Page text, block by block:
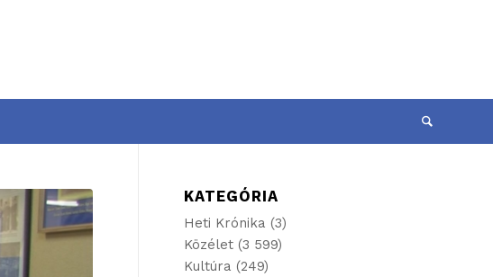
KATEGÓRIA
Heti Krónika (3)
Közélet (3 599)
Kultúra (249)